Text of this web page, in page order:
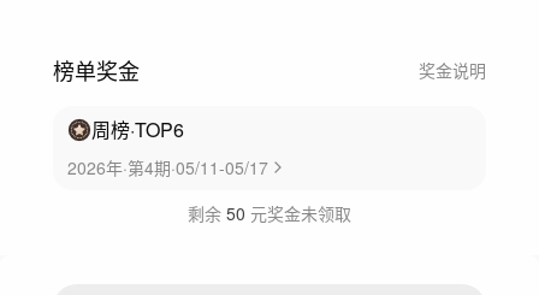
榜单奖金 奖金说明
周榜·TOP6
2026年·第4期·05/11-05/17
剩余 50 元奖金未领取